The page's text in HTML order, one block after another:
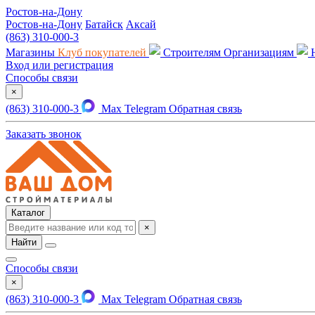
Ростов-на-Дону
Ростов-на-Дону Батайск Аксай
(863) 310-000-3
Магазины Клуб покупателей Строителям Организациям
Вход или регистрация
Способы связи
×
(863) 310-000-3 Max Telegram Обратная связь
Заказать звонок
Каталог
×
Найти
Способы связи
×
(863) 310-000-3 Max Telegram Обратная связь